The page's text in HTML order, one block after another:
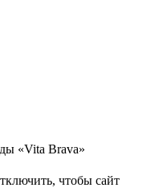
«Vita Brava»
чтобы сайт